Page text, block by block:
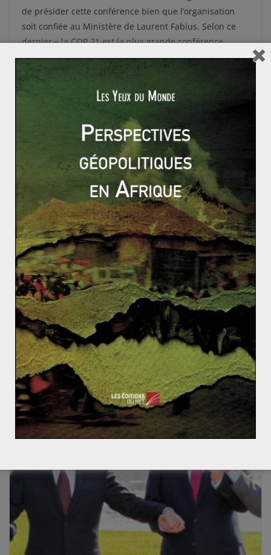
de présider cette conférence bien que l’organisation
soit confiée au Ministère de Laurent Fabius. Selon ce
dernier « la COP 21 est la plus grande conférence
diplomatique jamais organisée par la France dans son
histoire » et le président français a exhorté les
diplomates à « placer la COP-21 au cœur de leur
priorité » afin que la France « laisse sa trace ». On
comprend donc aisément que depuis environ un an,
que cet événement soit la priorité de la diplomatie
française.
L’Union Européenne et l’enjeu sécuritaire (1/2)
Harry S. Truman-Biographie
L’année en images (3) : 2011, l’année du
nucléaire?
26 décembre 2011 0